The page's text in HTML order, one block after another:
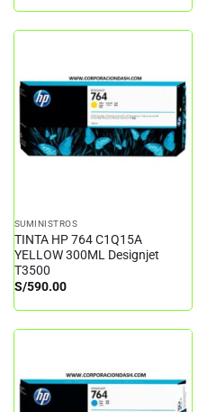
SUMINISTROS
TINTA HP 764 C1Q15A
YELLOW 300ML Designjet
T3500
S/590.00